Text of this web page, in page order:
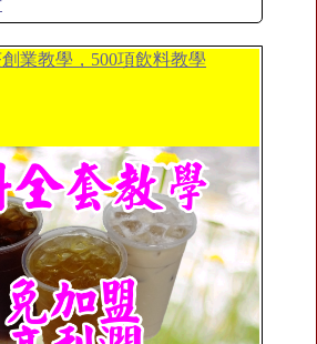
業教學，500項飲料教學